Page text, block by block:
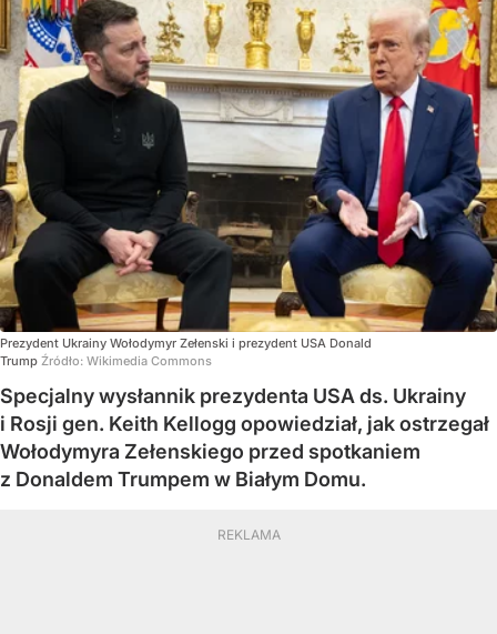
Prezydent Ukrainy Wołodymyr Zełenski i prezydent USA Donald
Trump Źródło: Wikimedia Commons
Specjalny wysłannik prezydenta USA ds. Ukrainy
i Rosji gen. Keith Kellogg opowiedział, jak ostrzegał
Wołodymyra Zełenskiego przed spotkaniem
z Donaldem Trumpem w Białym Domu.